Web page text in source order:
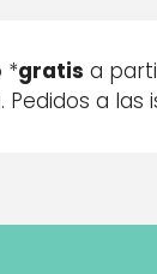
*gratis a
Pedidos a las